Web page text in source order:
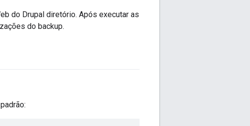
do Drupal diretório. Após executar as
do backup.